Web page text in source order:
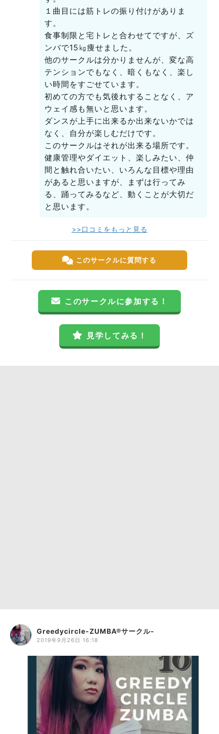
１曲目には筋トレの振り付けがありま
す。
食事制限と宅トレと合わせてですが、ズ
ンバで15㎏痩せました。
他のサークルは分かりませんが、変な高
テンションでもなく、暗くもなく、楽し
い時間をすごせています。
初めての方でも気後れすることなく、ア
ウェイ感も無いと思います。
ダンスが上手に出来るか出来ないかでは
なく、自分が楽しむだけです。
このサークルはそれが出来る場所です。
健康管理やダイエット、楽しみたい、仲
間と触れ合いたい、いろんな目標や理由
があると思いますが、まずは行ってみ
る、踊ってみるなど、動くことが大切だ
と思います。
>>口コミをもっと見る
このサークルに質問する
このサークルに参加する！
見学してみる！
Greedycircle-ZUMBA®︎サークル-
2019年9月26日 16:18